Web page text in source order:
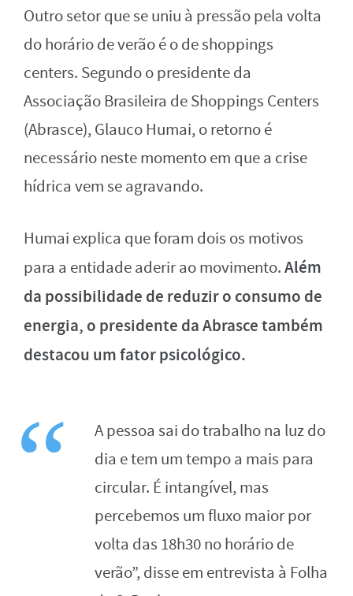
Outro setor que se uniu à pressão pela volta
do horário de verão é o de shoppings
centers. Segundo o presidente da
Associação Brasileira de Shoppings Centers
(Abrasce), Glauco Humai, o retorno é
necessário neste momento em que a crise
hídrica vem se agravando.
Humai explica que foram dois os motivos
para a entidade aderir ao movimento.Além
da possibilidade de reduzir o consumo de
energia, o presidente da Abrasce também
destacou um fator psicológico.
A pessoa sai do trabalho na luz do
dia e tem um tempo a mais para
circular. É intangível, mas
percebemos um fluxo maior por
volta das 18h30 no horário de
verão”, disse em entrevista à Folha